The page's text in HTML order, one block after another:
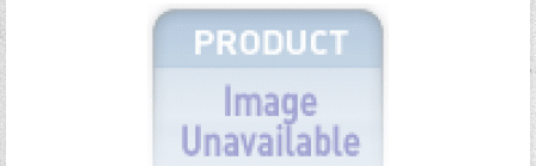
Να με θυμάσαι